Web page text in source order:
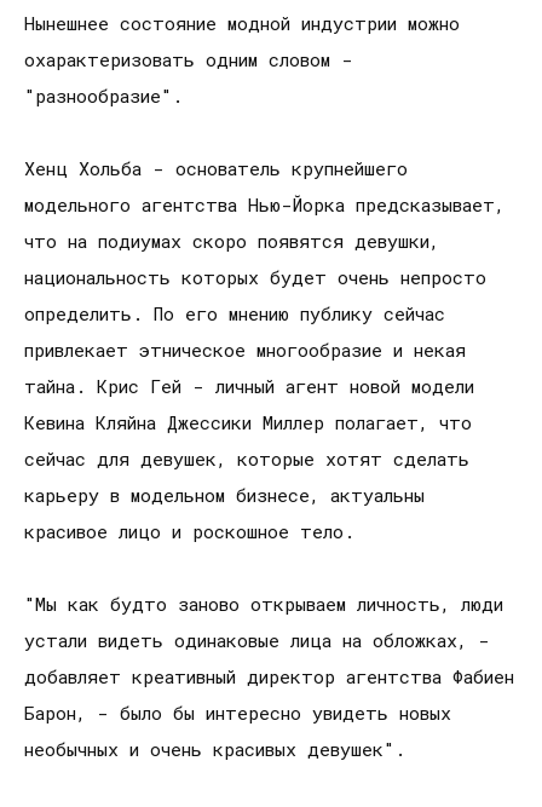
Нынешнее состояние модной индустрии можно
охарактеризовать одним словом -
"разнообразие".
Хенц Хольба - основатель крупнейшего
модельного агентства Нью-Йорка предсказывает,
что на подиумах скоро появятся девушки,
национальность которых будет очень непросто
определить. По его мнению публику сейчас
привлекает этническое многообразие и некая
тайна. Крис Гей - личный агент новой модели
Кевина Кляйна Джессики Миллер полагает, что
сейчас для девушек, которые хотят сделать
карьеру в модельном бизнесе, актуальны
красивое лицо и роскошное тело.
"Мы как будто заново открываем личность, люди
устали видеть одинаковые лица на обложках, -
добавляет креативный директор агентства Фабиен
Барон, - было бы интересно увидеть новых
необычных и очень красивых девушек".